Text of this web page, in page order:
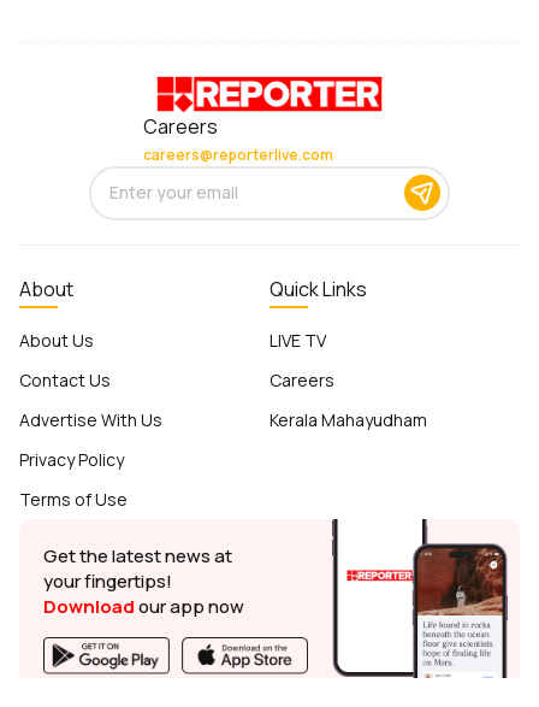
Careers
careers@reporterlive.com
About
About Us
Contact Us
Advertise With Us
Privacy Policy
Terms of Use
Quick Links
LIVE TV
Careers
Kerala Mahayudham
Get the latest news at
your fingertips!
Downloadour app now